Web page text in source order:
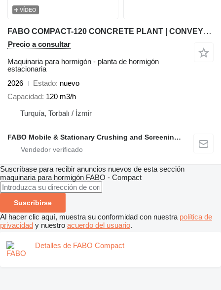
VÍDEO
FABO COMPACT-120 CONCRETE PLANT | CONVEYOR TYPE
Precio a consultar
Maquinaria para hormigón - planta de hormigón
estacionaria
2026
Estado nuevo
Capacidad 120 m3/h
Turquía, Torbalı / İzmir
FABO Mobile & Stationary Crushing and Screening Plants | Concrete Batching Plants Manufacturer
Suscríbase para recibir anuncios nuevos de esta sección
maquinaria para hormigón FABO - Compact
Suscribirse
Al hacer clic aquí, muestra su conformidad con nuestra política de
privacidad y nuestro acuerdo del usuario.
Detalles de FABO Compact